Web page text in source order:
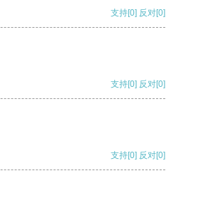
支持[0] 反对[0]
支持[0] 反对[0]
支持[0] 反对[0]